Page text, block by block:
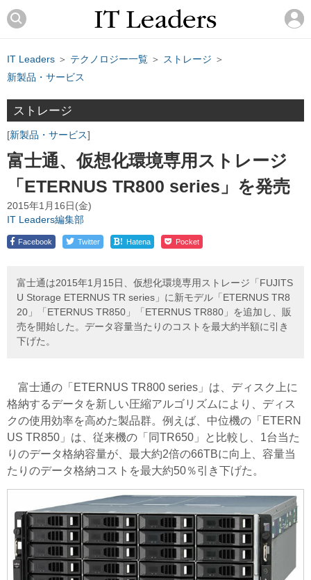
IT Leaders ＞ テクノロジー一覧 ＞ ストレージ ＞
新製品・サービス
ストレージ
新製品・サービス
富士通、仮想化環境専用ストレージ
「ETERNUS TR800 series」を発売
2015年1月16日(金)
IT Leaders編集部
Facebook Twitter ! Hatena Pocket
富士通は2015年1月15日、仮想化環境専用ストレージ「FUJITS
U Storage ETERNUS TR series」に新モデル「ETERNUS TR8
20」「ETERNUS TR850」「ETERNUS TR880」を追加し、販
売を開始した。データ容量当たりのコストを最大約半額に引き
下げた。
富士通の「ETERNUS TR800 series」は、ディスク上に
格納するデータを新しい圧縮アルゴリズムにより、ディス
クの使用効率を高めた製品群。例えば、中位機の「ETERN
US TR850」は、従来機の「同TR650」と比較し、1台当た
りのデータ格納容量が、最大約2倍の66TBに向上、容量当
たりのデータ格納コストを最大約50％引き下げた。